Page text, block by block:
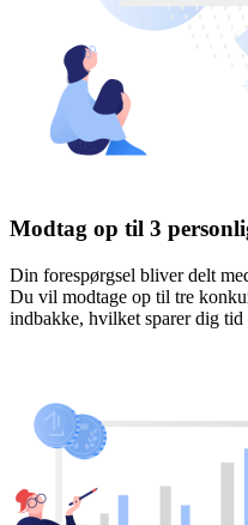
Modtag op til 3
Din forespørgsel bliver delt
Du vil modtage op til tre
indbakke, hvilket sparer dig tid